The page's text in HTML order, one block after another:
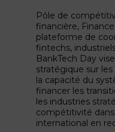
Pôle de
financière,
plateforme de
fintechs,
BankTech Day
stratégique sur
la capacité du
financer les
les industries
compétitivité
international en